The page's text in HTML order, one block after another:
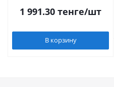
1 991.30 тенге/шт
В корзину